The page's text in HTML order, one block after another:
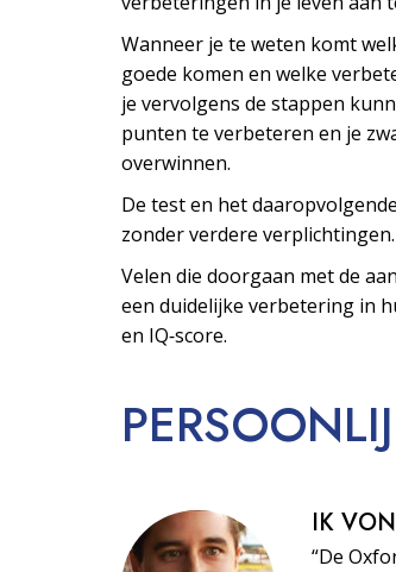
Wanneer je te weten komt
goede komen en welke
je vervolgens de stappen
punten te verbeteren en je
overwinnen.
De test en het
zonder verdere verplichtingen.
Velen die doorgaan met de
een duidelijke verbetering in
en IQ‑score.
IK
“De